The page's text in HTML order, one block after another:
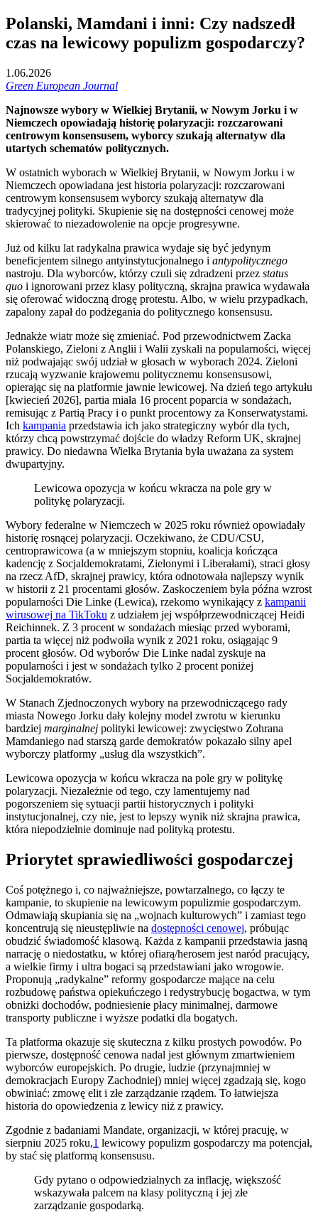
Polanski, Mamdani i inni: Czy nadszedł
czas na lewicowy populizm gospodarczy?
1.06.2026
Green European Journal
Najnowsze wybory w Wielkiej Brytanii, w Nowym Jorku i w
Niemczech opowiadają historię polaryzacji: rozczarowani
centrowym konsensusem, wyborcy szukają alternatyw dla
utartych schematów politycznych.
W ostatnich wyborach w Wielkiej Brytanii, w Nowym Jorku i w
Niemczech opowiadana jest historia polaryzacji: rozczarowani
centrowym konsensusem wyborcy szukają alternatyw dla
tradycyjnej polityki. Skupienie się na dostępności cenowej może
skierować to niezadowolenie na opcje progresywne.
Już od kilku lat radykalna prawica wydaje się być jedynym
beneficjentem silnego antyinstytucjonalnego i antypolitycznego
nastroju. Dla wyborców, którzy czuli się zdradzeni przez status
quo i ignorowani przez klasy polityczną, skrajna prawica wydawała
się oferować widoczną drogę protestu. Albo, w wielu przypadkach,
zapalony zapał do podżegania do politycznego konsensusu.
Jednakże wiatr może się zmieniać. Pod przewodnictwem Zacka
Polanskiego, Zieloni z Anglii i Walii zyskali na popularności, więcej
niż podwajając swój udział w głosach w wyborach 2024. Zieloni
rzucają wyzwanie krajowemu politycznemu konsensusowi,
opierając się na platformie jawnie lewicowej. Na dzień tego artykułu
[kwiecień 2026], partia miała 16 procent poparcia w sondażach,
remisując z Partią Pracy i o punkt procentowy za Konserwatystami.
Ich kampania przedstawia ich jako strategiczny wybór dla tych,
którzy chcą powstrzymać dojście do władzy Reform UK, skrajnej
prawicy. Do niedawna Wielka Brytania była uważana za system
dwupartyjny.
Lewicowa opozycja w końcu wkracza na pole gry w
politykę polaryzacji.
Wybory federalne w Niemczech w 2025 roku również opowiadały
historię rosnącej polaryzacji. Oczekiwano, że CDU/CSU,
centroprawicowa (a w mniejszym stopniu, koalicja kończąca
kadencję z Socjaldemokratami, Zielonymi i Liberałami), straci głosy
na rzecz AfD, skrajnej prawicy, która odnotowała najlepszy wynik
w historii z 21 procentami głosów. Zaskoczeniem była późna wzrost
popularności Die Linke (Lewica), rzekomo wynikający z kampanii
wirusowej na TikToku z udziałem jej współprzewodniczącej Heidi
Reichinnek. Z 3 procent w sondażach miesiąc przed wyborami,
partia ta więcej niż podwoiła wynik z 2021 roku, osiągając 9
procent głosów. Od wyborów Die Linke nadal zyskuje na
popularności i jest w sondażach tylko 2 procent poniżej
Socjaldemokratów.
W Stanach Zjednoczonych wybory na przewodniczącego rady
miasta Nowego Jorku dały kolejny model zwrotu w kierunku
bardziej marginalnej polityki lewicowej: zwycięstwo Zohrana
Mamdaniego nad starszą garde demokratów pokazało silny apel
wyborczy platformy „usług dla wszystkich”.
Lewicowa opozycja w końcu wkracza na pole gry w politykę
polaryzacji. Niezależnie od tego, czy lamentujemy nad
pogorszeniem się sytuacji partii historycznych i polityki
instytucjonalnej, czy nie, jest to lepszy wynik niż skrajna prawica,
która niepodzielnie dominuje nad polityką protestu.
Priorytet sprawiedliwości gospodarczej
Coś potężnego i, co najważniejsze, powtarzalnego, co łączy te
kampanie, to skupienie na lewicowym populizmie gospodarczym.
Odmawiają skupiania się na „wojnach kulturowych” i zamiast tego
koncentrują się nieustępliwie na dostępności cenowej, próbując
obudzić świadomość klasową. Każda z kampanii przedstawia jasną
narrację o niedostatku, w której ofiarą/herosem jest naród pracujący,
a wielkie firmy i ultra bogaci są przedstawiani jako wrogowie.
Proponują „radykalne” reformy gospodarcze mające na celu
rozbudowę państwa opiekuńczego i redystrybucję bogactwa, w tym
obniżki dochodów, podniesienie płacy minimalnej, darmowe
transporty publiczne i wyższe podatki dla bogatych.
Ta platforma okazuje się skuteczna z kilku prostych powodów. Po
pierwsze, dostępność cenowa nadal jest głównym zmartwieniem
wyborców europejskich. Po drugie, ludzie (przynajmniej w
demokracjach Europy Zachodniej) mniej więcej zgadzają się, kogo
obwiniać: zmowę elit i złe zarządzanie rządem. To łatwiejsza
historia do opowiedzenia z lewicy niż z prawicy.
Zgodnie z badaniami Mandate, organizacji, w której pracuję, w
sierpniu 2025 roku,1 lewicowy populizm gospodarczy ma potencjał,
by stać się platformą konsensusu.
Gdy pytano o odpowiedzialnych za inflację, większość
wskazywała palcem na klasy polityczną i jej złe
zarządzanie gospodarką.